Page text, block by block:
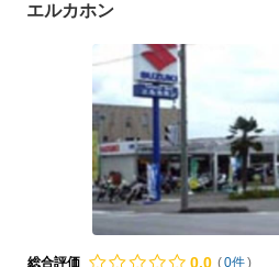
エルカホン
総合評価 0.0 (0件)